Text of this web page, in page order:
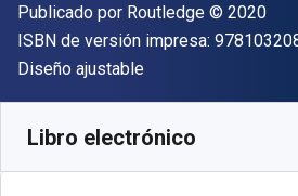
Editor
Publicado por Routledge Copyright
© 2020
ISBN de versión impresa:
Formato
Diseño ajustable
Libro electrónico